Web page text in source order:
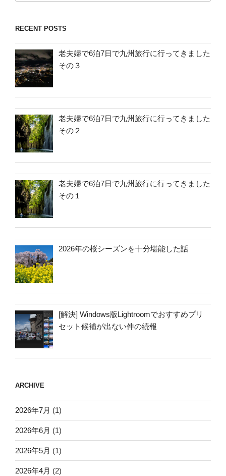
RECENT POSTS
老夫婦で6泊7日で九州旅行に行ってきました
その３
老夫婦で6泊7日で九州旅行に行ってきました
その２
老夫婦で6泊7日で九州旅行に行ってきました
その１
2026年の桜シーズンを十分堪能した話
[解決] Windows版Lightroomでおすすめプリ
セット候補が出ない件の続報
ARCHIVE
2026年7月 (1)
2026年6月 (1)
2026年5月 (1)
2026年4月 (2)